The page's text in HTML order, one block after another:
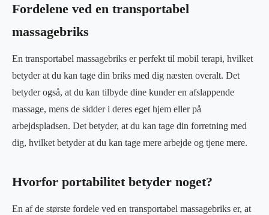
Fordelene ved en transportabel
massagebriks
En transportabel massagebriks er perfekt til mobil terapi, hvilket
betyder at du kan tage din briks med dig næsten overalt. Det
betyder også, at du kan tilbyde dine kunder en afslappende
massage, mens de sidder i deres eget hjem eller på
arbejdspladsen. Det betyder, at du kan tage din forretning med
dig, hvilket betyder at du kan tage mere arbejde og tjene mere.
Hvorfor portabilitet betyder noget?
En af de største fordele ved en transportabel massagebriks er, at